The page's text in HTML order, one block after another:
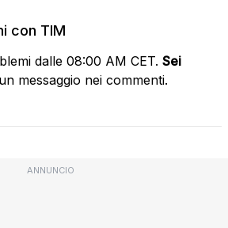
con TIM
dalle 08:00 AM CET. Sei
messaggio nei commenti.
ANNUNCIO